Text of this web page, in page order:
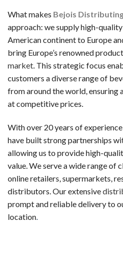
What makes Bejois
approach: we supply high-
American continent to Europe
bring Europe’s renowned
market. This strategic focus
customers a diverse range of
from around the world, ensuring
at competitive prices.
With over 20 years of
have built strong partnerships
allowing us to provide high-
value. We serve a wide range of
online retailers, supermarkets,
distributors. Our extensive
prompt and reliable delivery to
location.
ラッキーTAROが紹介するカジ
ノーデポジットボーナス
新規登録するだけで、入金不要
ウェルカムボーナス（デポジッ
最初の入金時に一般的に提供さ
スピンボーナス
キャッシュバックボーナス
失敗した場合でも、損失の一部
VIP・ハイローラー・ハイローラ
大量プレイヤーや常連客プレイ
初めての人が陥りやすい5つ